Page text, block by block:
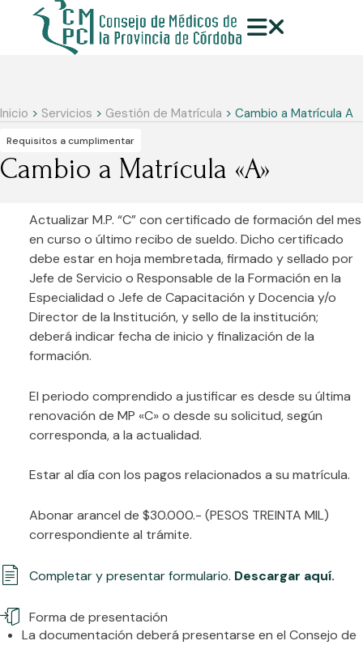
Inicio > Servicios > Gestión de Matrícula > Cambio a Matrícula A
Requisitos a cumplimentar
Cambio a Matrícula «A»
Actualizar M.P. “C” con certificado de formación del mes
en curso o último recibo de sueldo. Dicho certificado
debe estar en hoja membretada, firmado y sellado por
Jefe de Servicio o Responsable de la Formación en la
Especialidad o Jefe de Capacitación y Docencia y/o
Director de la Institución, y sello de la institución;
deberá indicar fecha de inicio y finalización de la
formación.
El periodo comprendido a justificar es desde su última
renovación de MP «C» o desde su solicitud, según
corresponda, a la actualidad.
Estar al día con los pagos relacionados a su matrícula.
Abonar arancel de $30.000.- (PESOS TREINTA MIL)
correspondiente al trámite.
Completar y presentar formulario. Descargar aquí.
Forma de presentación
La documentación deberá presentarse en el Consejo de